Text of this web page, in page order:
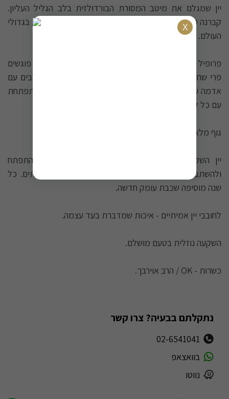
יין שמגלם את מיטב המסורת הבורדולזית בלב הגליל העליון.
קברנה סוביניון קלאסי שמוכיח כי יין ישראלי יכול להתחרות בגדולי
העולם.
פרופיל טעמים יוצא דופן: דובדבן שחור בשל וקסיס עסיסי פוגשים
פרי שחור מרוכז. רמזים מעודנים של עשבי תיבול משתלבים עם
אדמה עשירה וטעמי אלון צרפתי מאוזנים - מורכבות שמתפתחת
עם כל לגימה.
גוף מלא, אלגנטי ומורכב - שילוב נדיר של עוצמה ועדינות.
יין השקעה אמיתי: נהדר כבר עכשיו, אך מבטיח להתפתח
ולהשתבח במשך 10-15 שנים נוספים בתנאי אחסון נאותים. כל
שנה מוסיפה שכבת עומק חדשה.
לחובבי יין אמיתיים - איכות שמדברת בעד עצמה.
השקעה נוזלית בטעם מושלם.
כשרות - OK / הרב אוירבך.
נתקלתם בבעיה? צרו קשר
02-6541041
בוואצאפ
נווטו